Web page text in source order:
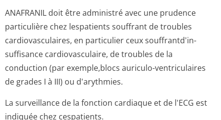
ANAFRANIL doit être administré avec une prudence
particulière chez lespatients souffrant de troubles
cardiovasculaires, en particulier ceux souffrantd'in­
suffisance cardiovasculaire, de troubles de la
conduction (par exemple,blocs auriculo-ventriculaires
de grades I à III) ou d'arythmies.
La surveillance de la fonction cardiaque et de l'ECG est
indiquée chez cespatients.